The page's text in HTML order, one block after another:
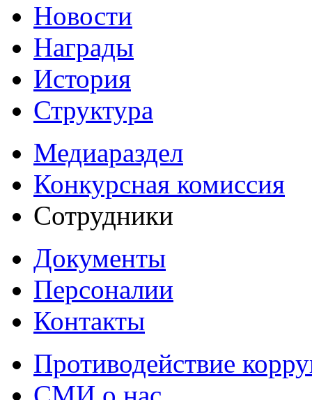
Новости
Награды
История
Структура
Медиараздел
Конкурсная комиссия
Сотрудники
Документы
Персоналии
Контакты
Противодействие